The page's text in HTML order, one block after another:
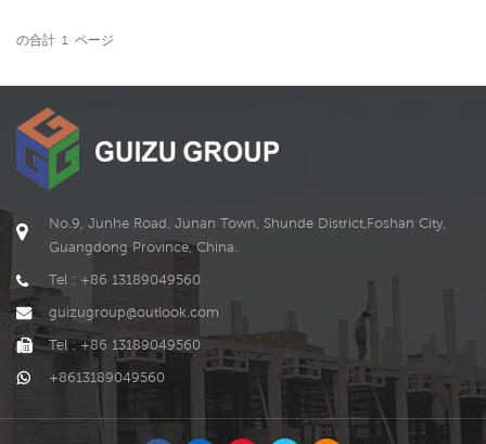
リエイティブスペースま
ユニークなデザインと柔軟
性により、多くのプロジェ
クトにとって理想的な選択
肢となっています。さら
に、宇宙カプセルハウスは
災害対応、室内装飾、商業
可能性を秘めています。技
術が発展し、人々の宇宙カ
プセルハウスに対する理解
が深まるにつれて、さまざ
まな分野での応用はさらに
多様化していきます。
の合計 1 ページ
No.9, Junhe Road, Junan Town, Shunde District,Foshan City,
Guangdong Province, China.
Tel : +86 13189049560
guizugroup@outlook.com
Tel : +86 13189049560
+8613189049560